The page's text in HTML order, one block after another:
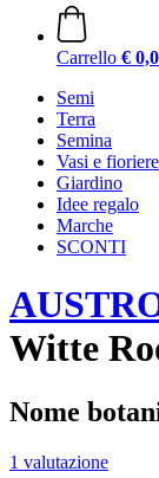
Carrello €
Semi
Terra
Semina
Vasi e fioriere
Giardino
Idee regalo
Marche
SCONTI
Witte
Nome
1 valutazione